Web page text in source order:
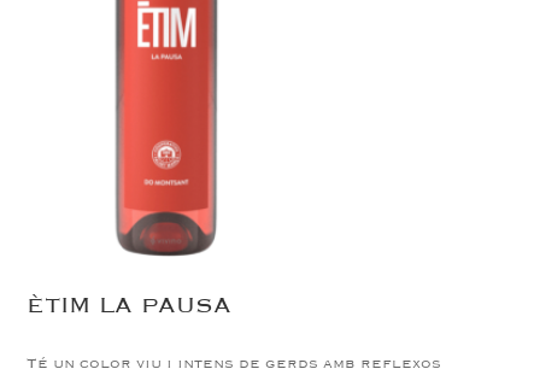
ÈTIM LA PAUSA
Té un color viu i intens de gerds amb reflexos